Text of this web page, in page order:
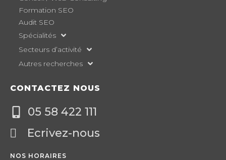
Formation SEO
Audit SEO
Spécialités
Secteurs d’activité
Autres recherches
CONTACTEZ NOUS
05 58 422 111
Ecrivez-nous
NOS HORAIRES